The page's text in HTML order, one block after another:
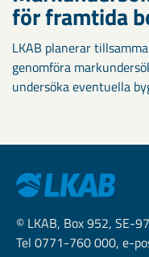
för framtida
LKAB planerar
genomföra
undersöka eventuella
© LKAB, Box 952, SE-
Tel 0771-760 000, e-